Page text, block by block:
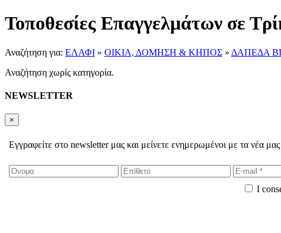
Τοποθεσίες Επαγγελμάτων σε
Αναζήτηση για: ΕΛΑΦΙ » ΟΙΚΙΑ, ΔΟΜΗΣΗ & ΚΗΠΟΣ » ΔΑΠΕΔΑ
Αναζήτηση χωρίς κατηγορία.
NEWSLETTER
×
Εγγραφείτε στο newsletter μας και μείνετε ενημερωμένοι με τα νέα
I